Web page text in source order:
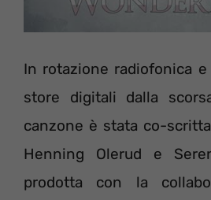
In rotazione radiofonica
store digitali dalla
canzone è stata co-
Henning Olerud e
prodotta con la